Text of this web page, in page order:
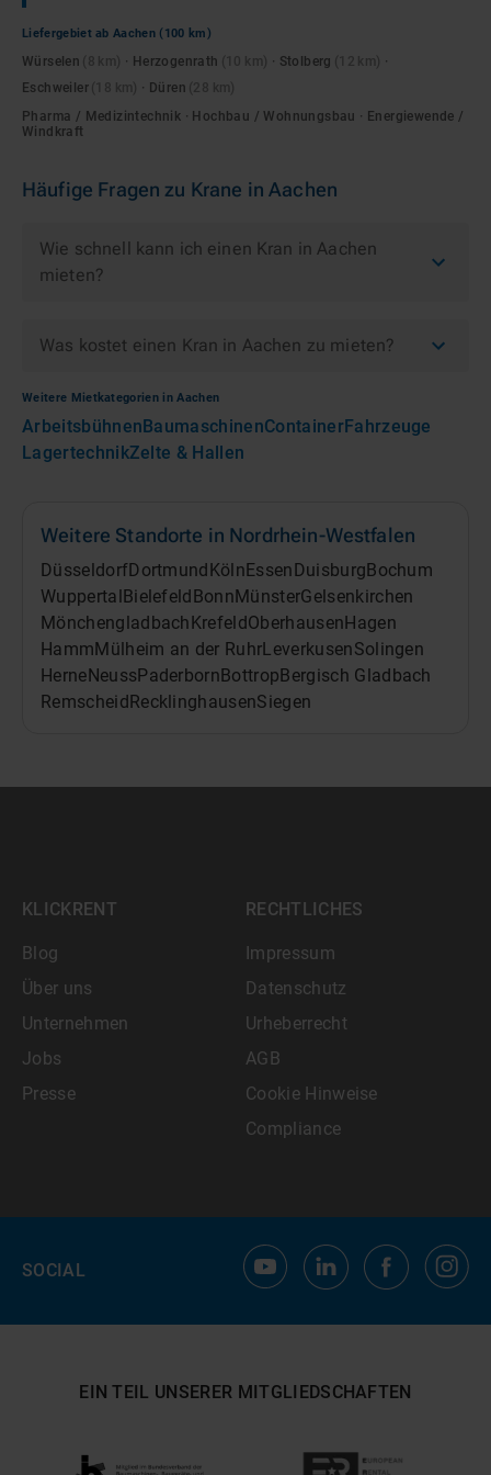
Liefergebiet abAachen (100 km)
Würselen · Herzogenrath · Stolberg
·
Eschweiler
· Düren
Pharma / Medizintechnik · Hochbau / Wohnungsbau · Energiewende /
Windkraft
Häufige Fragen zu Krane inAachen
Wie schnell kann ich einen Kran in Aachen
mieten?
Was kostet einen Kran in Aachen zu mieten?
Weitere Mietkategorien inAachen
ArbeitsbühnenBaumaschinenContainerFahrzeuge
LagertechnikZelte & Hallen
Weitere Standorte in Nordrhein-Westfalen
DüsseldorfDortmund Köln Essen Duisburg Bochum
Wuppertal Bielefeld Bonn MünsterGelsenkirchen
Mönchengladbach Krefeld Oberhausen Hagen
Hamm Mülheim an der RuhrLeverkusenSolingen
Herne Neuss Paderborn Bottrop Bergisch Gladbach
Remscheid RecklinghausenSiegen
KLICKRENT
Blog
Über uns
Unternehmen
Jobs
Presse
RECHTLICHES
Impressum
Datenschutz
Urheberrecht
AGB
Cookie Hinweise
Compliance
SOCIAL
EIN TEIL UNSERER MITGLIEDSCHAFTEN